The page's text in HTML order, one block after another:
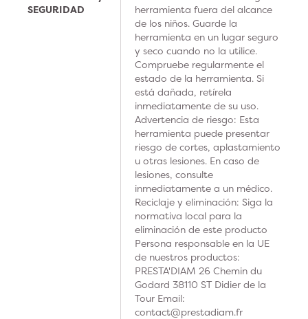
SEGURIDAD
herramienta fuera del alcance
de los niños. Guarde la
herramienta en un lugar seguro
y seco cuando no la utilice.
Compruebe regularmente el
estado de la herramienta. Si
está dañada, retírela
inmediatamente de su uso.
Advertencia de riesgo: Esta
herramienta puede presentar
riesgo de cortes, aplastamiento
u otras lesiones. En caso de
lesiones, consulte
inmediatamente a un médico.
Reciclaje y eliminación: Siga la
normativa local para la
eliminación de este producto
Persona responsable en la UE
de nuestros productos:
PRESTA'DIAM 26 Chemin du
Godard 38110 ST Didier de la
Tour Email:
contact@prestadiam.fr